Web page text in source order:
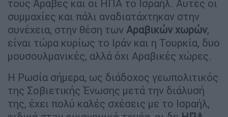
τους Άραβες και οι ΗΠΑ το Ισραήλ. Αυτές οι
συμμαχίες και πάλι αναδιατάχτηκαν στην
συνέχεια, στην θέση των Αραβικών χωρών,
είναι τώρα κυρίως το Ιράν και η Τουρκία, δυο
μουσουλμανικές, αλλά όχι Αραβικές χώρες.
Η Ρωσία σήμερα, ως διάδοχος γεωπολιτικός
της Σοβιετικής Ένωσης μετά την διάλυσή
της, έχει πολύ καλές σχέσεις με το Ισραήλ,